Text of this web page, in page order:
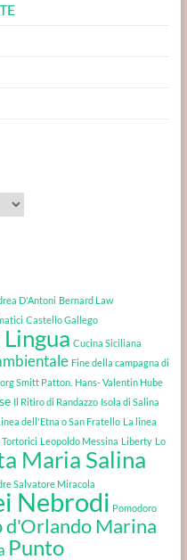
D'Antoni Bernard Law
Castello Gallego
Cucina Siciliana
Fine della campagna di
Smitt Patton. Hans- Valentin Hube
Il Ritiro di Randazzo Isola di Salina
dell'Etna o San Fratello La linea
Tortorici Leopoldo Messina Liberty Lo
Maria Salina
Salvatore Miracola
Nebrodi Pomodoro
d'Orlando Marina
Punto